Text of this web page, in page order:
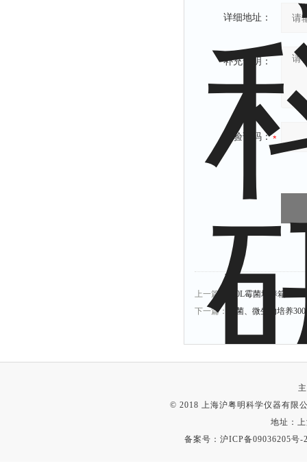
详细地址：
补充说明：
验证码：
上一篇：
200L霉菌培养箱
下一篇：
细菌、微生物培养
© 2018 上海沪粤明科学仪器有限
地址：
备案号：沪ICP备09036205号-